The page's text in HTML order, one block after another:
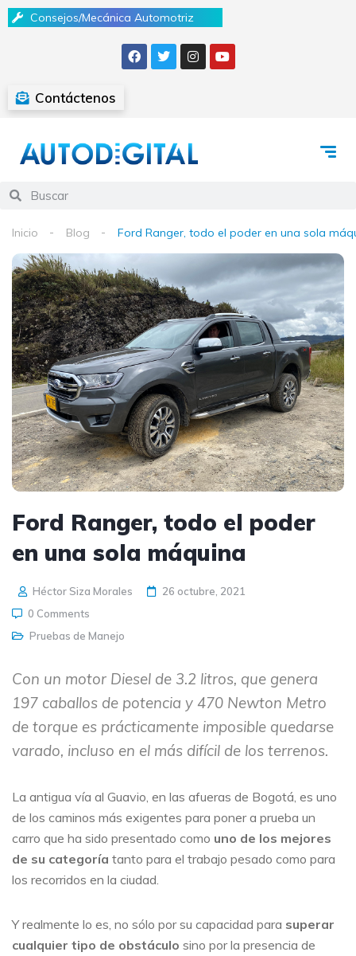
Consejos/Mecánica Automotriz
Contáctenos
Inicio Blog Ford Ranger, todo el poder en una sola
Ford Ranger, todo el poder
en una sola máquina
Héctor Siza Morales
26 octubre, 2021
0 Comments
Pruebas de Manejo
Con un motor Diesel de 3.2 litros, que genera
197 caballos de potencia y 470 Newton Metro
de torque es prácticamente imposible quedarse
varado, incluso en el más difícil de los terrenos.
La antigua vía al Guavio, en las afueras de Bogotá, es uno
de los caminos más exigentes para poner a prueba un
carro que ha sido presentado como uno de los mejores
de su categoría tanto para el trabajo pesado como para
los recorridos en la ciudad.
Y realmente lo es, no sólo por su capacidad para superar
cualquier tipo de obstáculo sino por la presencia de